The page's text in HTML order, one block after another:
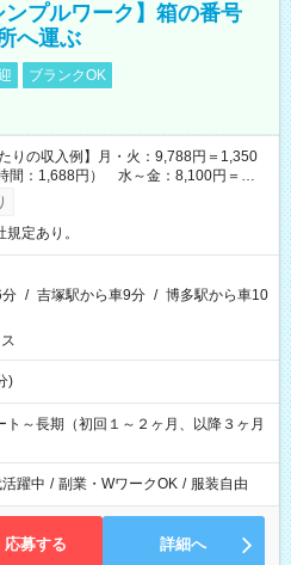
プルワーク】箱の番号
へ運ぶ
ブランクOK
りの収入例】月・火：9,788円＝1,350
間：1,688円） 水～金：8,100円＝
定あり。
分 / 吉塚駅から車9分 / 博多駅から車10
)
～長期（初回１～２ヶ月、以降３ヶ月
躍中 / 副業・WワークOK / 服装自由
応募する 詳細へ